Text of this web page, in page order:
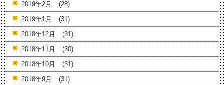
2019年2月
(28)
2019年1月
(31)
2018年12月
(31)
2018年11月
(30)
2018年10月
(31)
2018年9月
(31)